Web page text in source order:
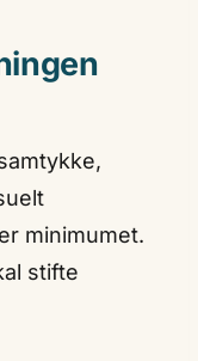
minimumet.
stifte